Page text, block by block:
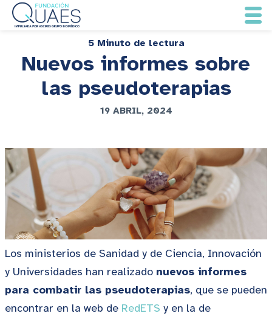
5 Minuto de lectura
Nuevos informes sobre
las pseudoterapias
19 ABRIL, 2024
Los ministerios de Sanidad y de Ciencia, Innovación
y Universidades han realizado nuevos informes
para combatir las pseudoterapias, que se pueden
encontrar en la web de RedETS y en la de